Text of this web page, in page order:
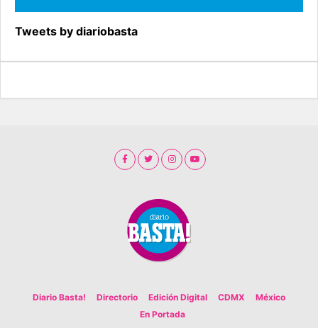
Tweets by diariobasta
Diario Basta! Directorio Edición Digital CDMX
México
En Portada